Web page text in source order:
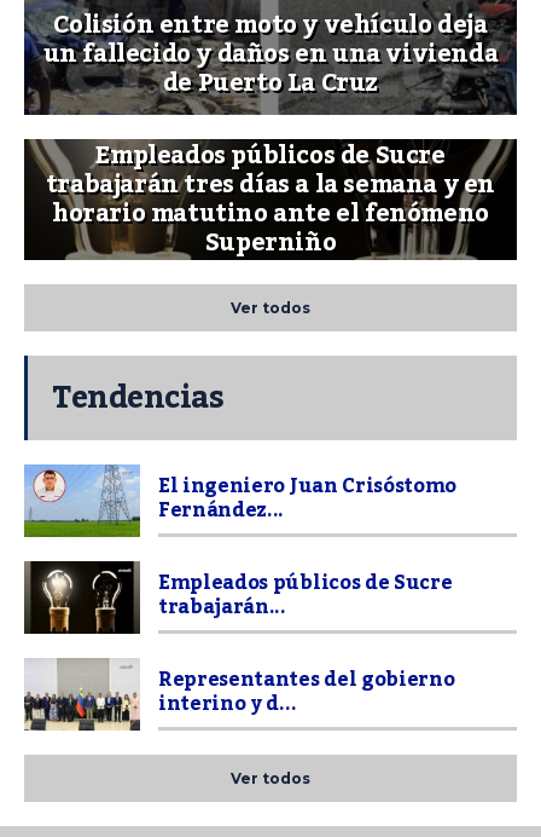
Colisión entre moto y vehículo deja
un fallecido y daños en una vivienda
de Puerto La Cruz
Empleados públicos de Sucre
trabajarán tres días a la semana y en
horario matutino ante el fenómeno
Superniño
Ver todos
Tendencias
El ingeniero Juan Crisóstomo
Fernández...
Empleados públicos de Sucre
trabajarán...
Representantes del gobierno
interino y d...
Ver todos